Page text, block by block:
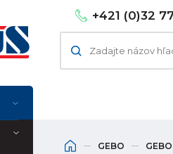
+421 (0)32
GEBO